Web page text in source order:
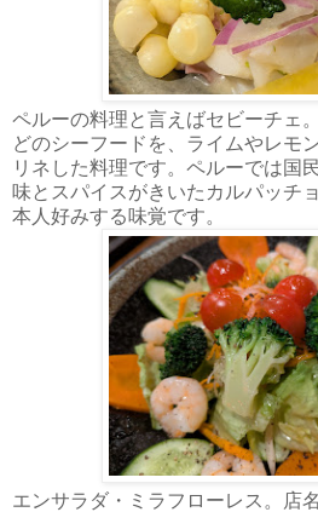
ペルーの料理と言えばセビーチェ
どのシーフードを、ライムやレモ
リネした料理です。ペルーでは国
味とスパイスがきいたカルパッチ
本人好みする味覚です。
エンサラダ・ミラフローレス。店